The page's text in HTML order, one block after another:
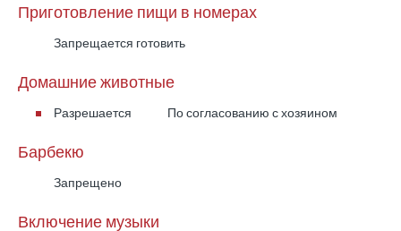
Приготовление пищи в номерах
Запрещается готовить
Домашние животные
Разрешается По согласованию с хозяином
Барбекю
Запрещено
Включение музыки